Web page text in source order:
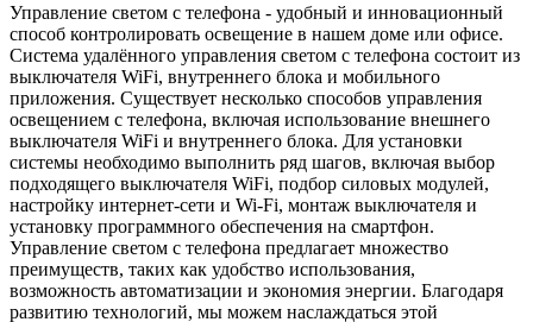
Управление светом с телефона - удобный и инновационный
способ контролировать освещение в нашем доме или офисе.
Система удалённого управления светом с телефона состоит из
выключателя WiFi, внутреннего блока и мобильного
приложения. Существует несколько способов управления
освещением с телефона, включая использование внешнего
выключателя WiFi и внутреннего блока. Для установки
системы необходимо выполнить ряд шагов, включая выбор
подходящего выключателя WiFi, подбор силовых модулей,
настройку интернет-сети и Wi-Fi, монтаж выключателя и
установку программного обеспечения на смартфон.
Управление светом с телефона предлагает множество
преимуществ, таких как удобство использования,
возможность автоматизации и экономия энергии. Благодаря
развитию технологий, мы можем наслаждаться этой